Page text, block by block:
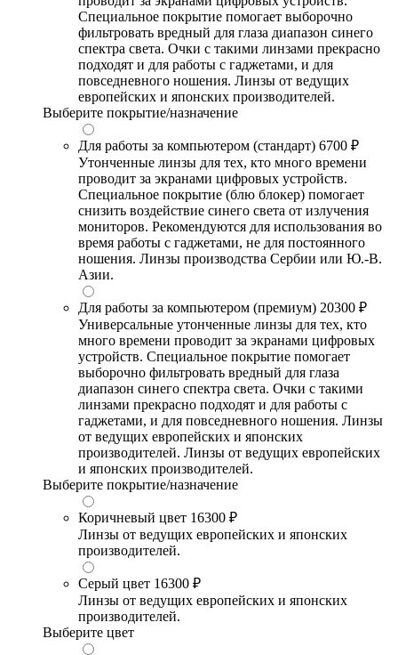
Специальное покрытие помогает выборочно
фильтровать вредный для глаза диапазон синего
спектра света. Очки с такими линзами прекрасно
подходят и для работы с гаджетами, и для
повседневного ношения. Линзы от ведущих
европейских и японских производителей.
Выберите покрытие/назначение
Для работы за компьютером (стандарт) 6700 ₽
Утонченные линзы для тех, кто много времени
проводит за экранами цифровых устройств.
Специальное покрытие (блю блокер) помогает
снизить воздействие синего света от излучения
мониторов. Рекомендуются для использования во
время работы с гаджетами, не для постоянного
ношения. Линзы производства Сербии или Ю.-В.
Азии.
Для работы за компьютером (премиум) 20300 ₽
Универсальные утонченные линзы для тех, кто
много времени проводит за экранами цифровых
устройств. Специальное покрытие помогает
выборочно фильтровать вредный для глаза
диапазон синего спектра света. Очки с такими
линзами прекрасно подходят и для работы с
гаджетами, и для повседневного ношения. Линзы
от ведущих европейских и японских
производителей. Линзы от ведущих европейских
и японских производителей.
Выберите покрытие/назначение
Коричневый цвет 16300 ₽
Линзы от ведущих европейских и японских
производителей.
Серый цвет 16300 ₽
Линзы от ведущих европейских и японских
производителей.
Выберите цвет